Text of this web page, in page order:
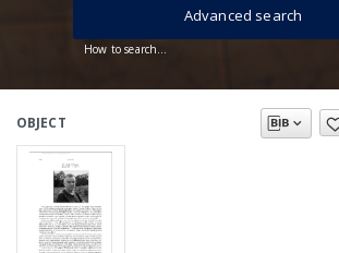
How to search...
Advanced search
OBJECT